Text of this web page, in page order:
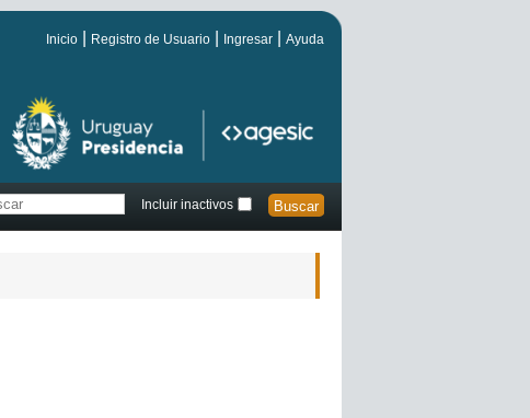
Inicio Registro de Usuario Ingresar Ayuda
Incluir inactivos